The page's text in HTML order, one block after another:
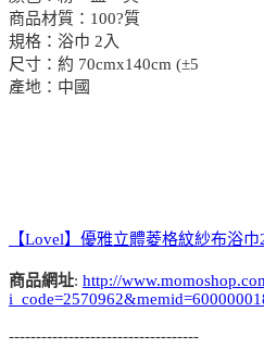
商品材質：100?質
規格：浴巾 2入
尺寸：約 70cmx140cm (±5
產地：中國
【Lovel】優雅立體菱格紋紗布浴
商品網址: http://
-----------------------------------